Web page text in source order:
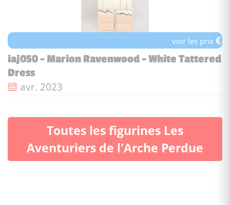
voir les prix€
iaj050 - Marion Ravenwood - White Tattered
Dress
Date de sortie :
avr. 2023
Toutes les figurines Les
Aventuriers de l'Arche Perdue